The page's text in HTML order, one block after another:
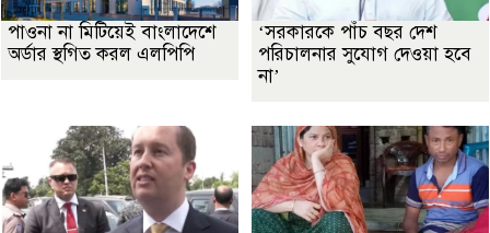
পাওনা না মিটিয়েই বাংলাদেশে
অর্ডার স্থগিত করল এলপিপি
‘সরকারকে পাঁচ বছর দেশ
পরিচালনার সুযোগ দেওয়া হবে
না’